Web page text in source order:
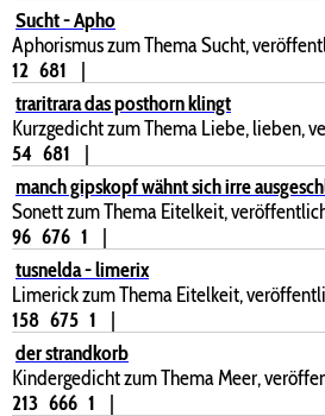
Sucht - Apho
Aphorismus zum Thema Sucht,
12 681
|
traritrara das posthorn klingt
Kurzgedicht zum Thema Liebe, lieben,
54 681
|
manch gipskopf wähnt sich irre
Sonett zum Thema Eitelkeit,
96 676 1
|
tusnelda - limerix
Limerick zum Thema Eitelkeit,
158 675 1
|
der strandkorb
Kindergedicht zum Thema Meer,
213 666 1
|